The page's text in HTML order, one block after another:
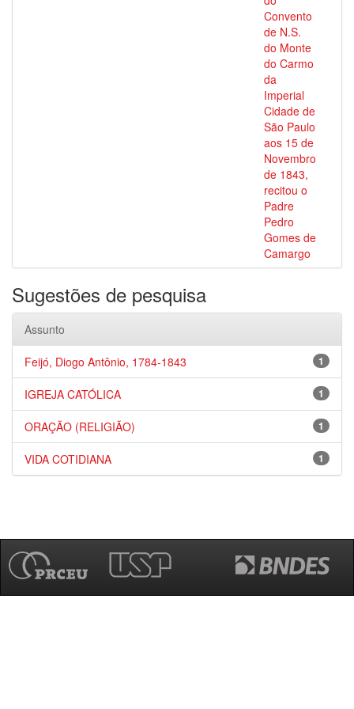
Convento
de N.S.
do Monte
do Carmo
da
Imperial
Cidade de
São Paulo
aos 15 de
Novembro
de 1843,
recitou o
Padre
Pedro
Gomes de
Camargo
Sugestões de pesquisa
Assunto
1
Feijó, Diogo Antônio, 1784-1843
1
IGREJA CATÓLICA
1
ORAÇÃO (RELIGIÃO)
1
VIDA COTIDIANA